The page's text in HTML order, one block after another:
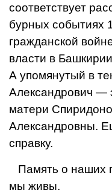
соответствует
бурных событиях
гражданской
власти в
А упомянутый в
Александрович —
матери
Александровны.
справку.
Память о наших
мы живы.